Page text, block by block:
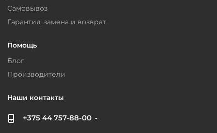
Самовывоз
Гарантия, замена и возврат
Помощь
Блог
Производители
Наши контакты
+375 44 757-88-00